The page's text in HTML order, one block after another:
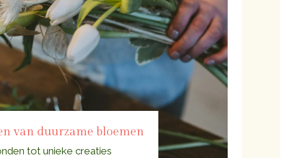
van duurzame bloemen
tot unieke creaties